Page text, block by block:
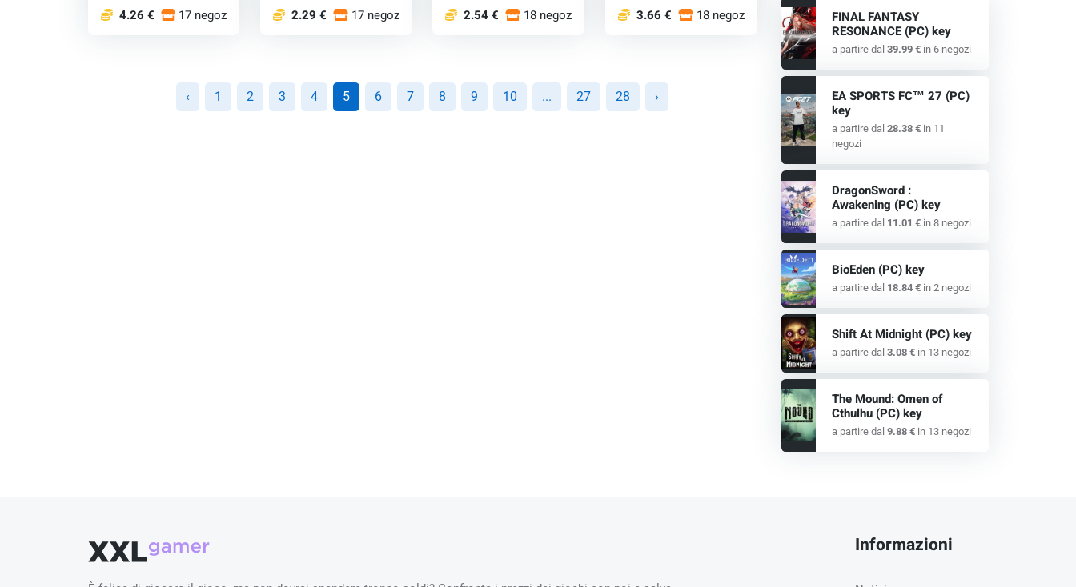
4.26 € 17 negozi
organizzazione...
2.29 € 17 negozi 2.54 € 18 negozi 3.66 € 18 negozi
‹ 1 2 3 4 5 6 7 8 9 10 ... 27 28 ›
FINAL FANTASY
RESONANCE (PC) key
a partire dal 39.99 €in 6 negozi
EA SPORTS FC™ 27 (PC)
key
a partire dal 28.38 €in 11
negozi
DragonSword :
Awakening (PC) key
a partire dal 11.01 €in 8 negozi
BioEden (PC) key
a partire dal 18.84 €in 2 negozi
Shift At Midnight (PC) key
a partire dal 3.08 €in 13 negozi
The Mound: Omen of
Cthulhu (PC) key
a partire dal 9.88 €in 13 negozi
Informazioni